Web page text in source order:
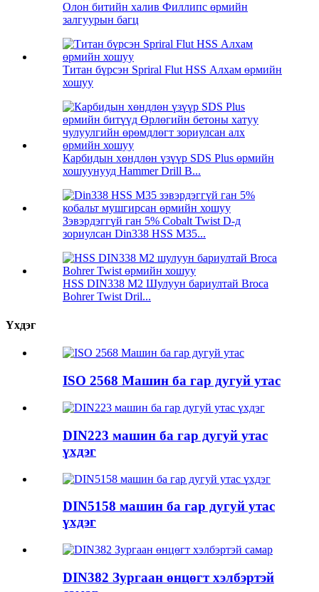
Олон битийн халив Филлипс өрмийн
залгуурын багц
Титан бүрсэн Spriral Flut HSS Алхам өрмийн
хошуу
Карбидын хөндлөн үзүүр SDS Plus өрмийн
хошуунууд Hammer Drill B...
Зэвэрдэггүй ган 5% Cobalt Twist D-д
зориулсан Din338 HSS M35...
HSS DIN338 M2 Шулуун бариултай Broca
Bohrer Twist Dril...
Үхдэг
ISO 2568 Машин ба гар дугуй утас
DIN223 машин ба гар дугуй утас
үхдэг
DIN5158 машин ба гар дугуй утас
үхдэг
DIN382 Зургаан өнцөгт хэлбэртэй